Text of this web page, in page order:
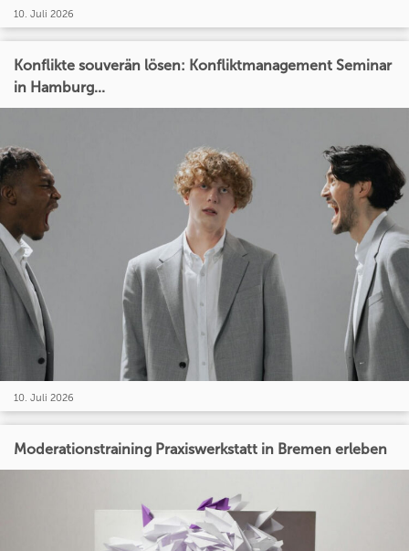
10. Juli 2026
Konflikte souverän lösen: Konfliktmanagement Seminar
in Hamburg...
10. Juli 2026
Moderationstraining Praxiswerkstatt in Bremen erleben